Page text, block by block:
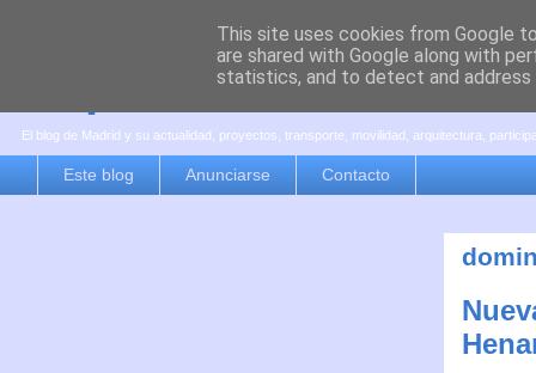
es por madrid
El blog de Madrid y su actualidad, proyectos, transporte, movilidad, arquitectura,
Este blog Anunciarse Contacto
This site uses cookies from Google
are shared with Google along with
statistics, and to detect and address